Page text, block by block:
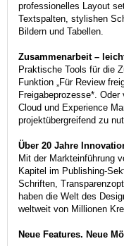
professionelles Layout
Textspalten, stylishen
Bildern und Tabellen.
Zusammenarbeit –
Praktische Tools für die
Funktion „Für Review
Freigabeprozesse*.
Cloud und Experience
projektübergreifend zu
Über 20 Jahre
Mit der Markteinführung
Kapitel im Publishing-
Schriften,
haben die Welt des
weltweit von Millionen
Neue Features. Neue